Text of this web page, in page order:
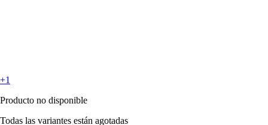
+1
Producto no disponible
Todas las variantes están agotadas